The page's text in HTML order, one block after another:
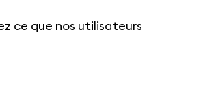
ce que nos utilisateurs